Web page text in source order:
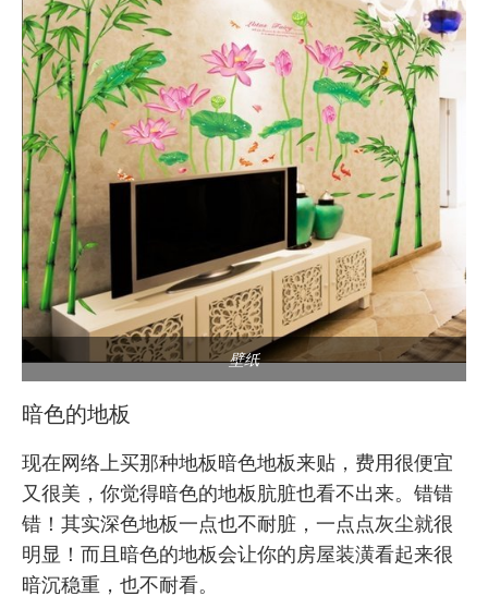
壁纸
暗色的地板
现在网络上买那种地板暗色地板来贴，费用很便宜
又很美，你觉得暗色的地板肮脏也看不出来。错错
错！其实深色地板一点也不耐脏，一点点灰尘就很
明显！而且暗色的地板会让你的房屋装潢看起来很
暗沉稳重，也不耐看。